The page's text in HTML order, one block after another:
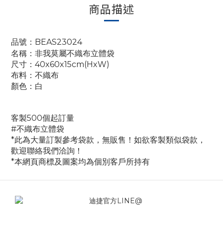
商品描述
品號：BEAS23024
名稱：非我莫屬不織布立體袋
尺寸：40x60x15cm(HxW)
布料： 不織布
顏色：白
客製500個起訂量
#不織布立體袋
*此為大量訂製參考袋款，無販售！如欲客製類似袋款，
歡迎聯絡我們洽詢！
*本網頁商標及圖案均為個別客戶所持有